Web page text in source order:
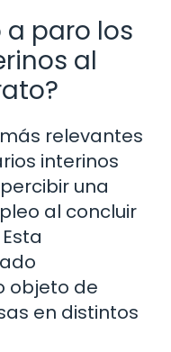
a paro los
al
relevantes
interinos
una
al concluir
objeto de
en distintos